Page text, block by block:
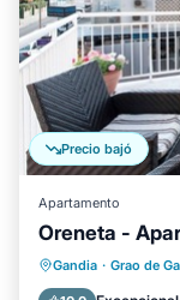
Precio bajó
Apartamento
Oreneta -
Gandia · Grao de
Frente
Cocina